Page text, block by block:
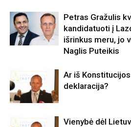
Petras Gražulis
kandidatuoti į
išrinkus meru, jo
Naglis Puteikis
Ar iš
deklaracija?
Vienybė dėl